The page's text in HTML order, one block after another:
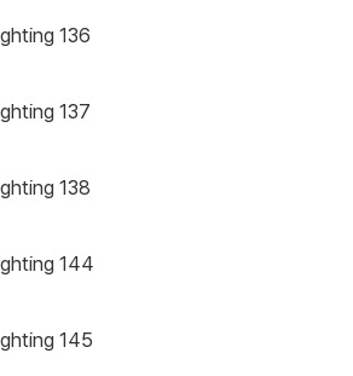
136
137
138
144
145